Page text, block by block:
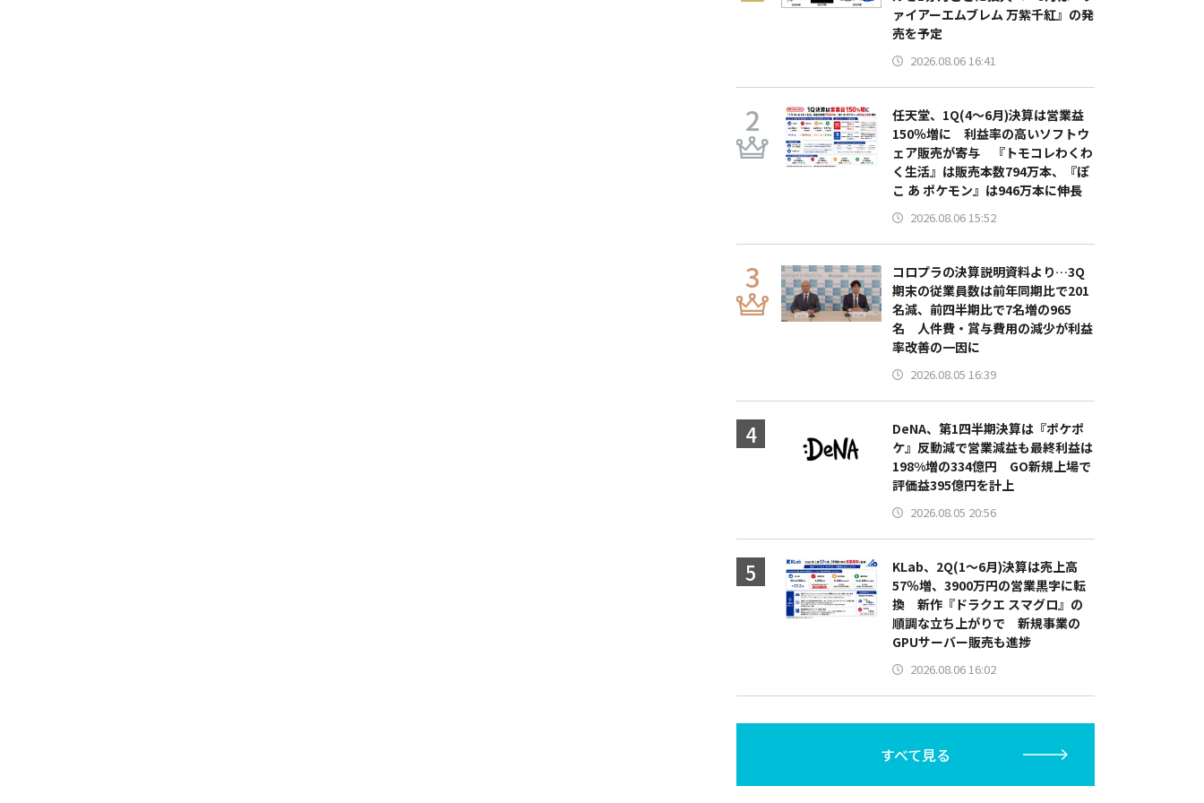
ァイアーエムブレム 万紫千紅』の発
売を予定
2026.08.06 16:41
任天堂、1Q(4～6月)決算は営業益
150％増に 利益率の高いソフトウ
ェア販売が寄与 『トモコレわくわ
く生活』は販売本数794万本、『ぽ
こ あ ポケモン』は946万本に伸長
2026.08.06 15:52
コロプラの決算説明資料より…3Q
期末の従業員数は前年同期比で201
名減、前四半期比で7名増の965
名 人件費・賞与費用の減少が利益
率改善の一因に
2026.08.05 16:39
DeNA、第1四半期決算は『ポケポ
ケ』反動減で営業減益も最終利益は
198%増の334億円 GO新規上場で
評価益395億円を計上
2026.08.05 20:56
KLab、2Q(1～6月)決算は売上高
57％増、3900万円の営業黒字に転
換 新作『ドラクエ スマグロ』の
順調な立ち上がりで 新規事業の
GPUサーバー販売も進捗
2026.08.06 16:02
すべて見る